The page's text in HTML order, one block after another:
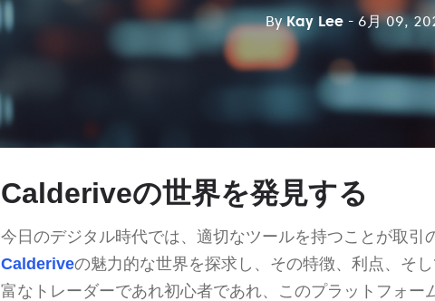
ByKay Lee - 6月 09,
Calderiveの世界を発見する
今日のデジタル時代では、適切なツールを持つことが取引
Calderiveの魅力的な世界を探求し、その特徴、利点、そ
富なトレーダーであれ初心者であれ、このプラットフォー